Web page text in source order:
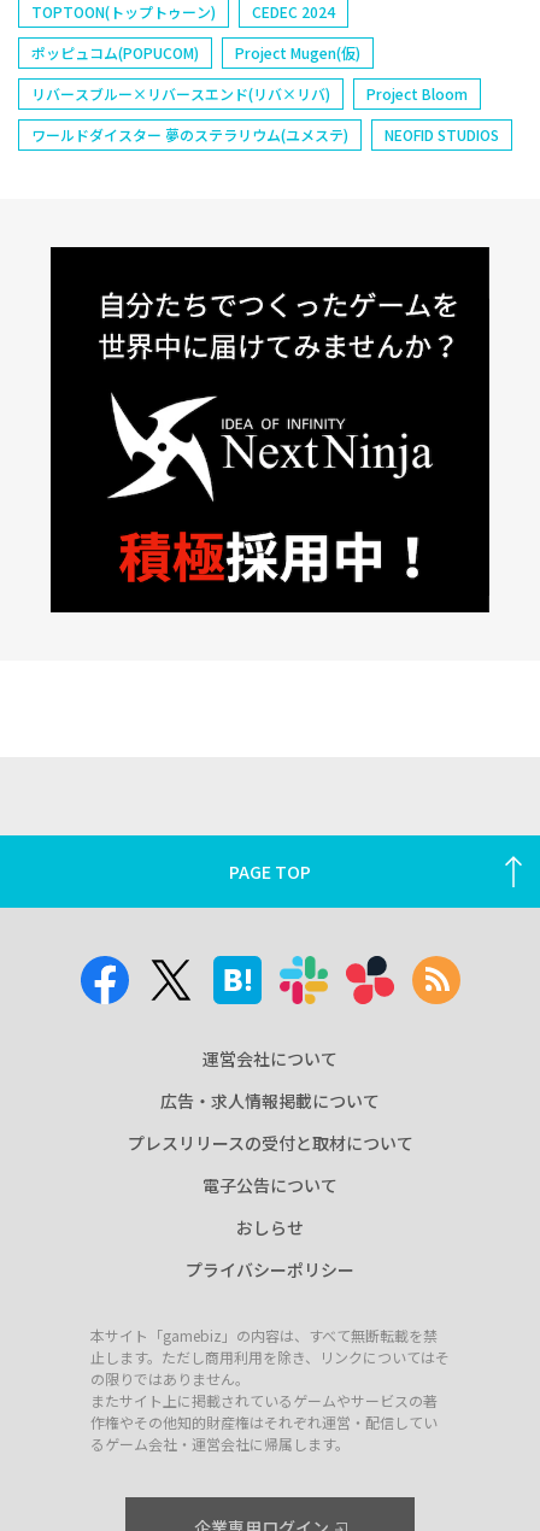
TOPTOON(トップトゥーン)
CEDEC 2024
ポッピュコム(POPUCOM)
Project Mugen(仮)
リバースブルー×リバースエンド(リバ×リバ)
Project Bloom
ワールドダイスター 夢のステラリウム(ユメステ)
NEOFID STUDIOS
PAGE TOP
運営会社について
広告・求人情報掲載について
プレスリリースの受付と取材について
電子公告について
おしらせ
プライバシーポリシー
本サイト「gamebiz」の内容は、すべて無断転載を禁
止します。ただし商用利用を除き、リンクについてはそ
の限りではありません。
またサイト上に掲載されているゲームやサービスの著
作権やその他知的財産権はそれぞれ運営・配信してい
るゲーム会社・運営会社に帰属します。